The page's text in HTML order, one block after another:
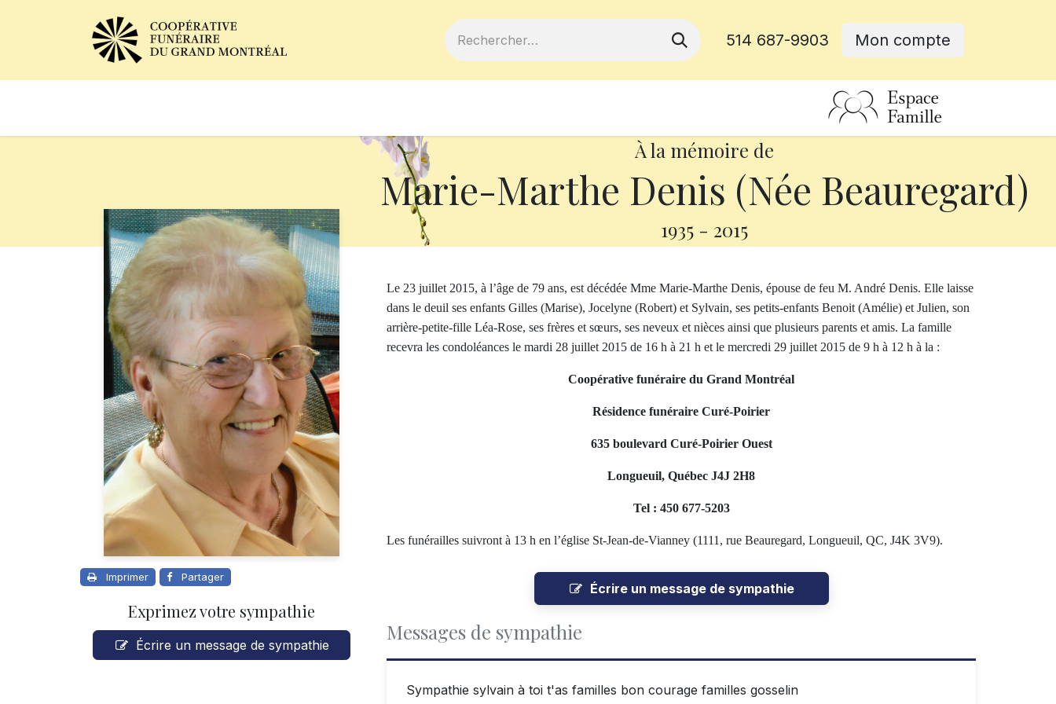
514 687-9903 Mon compte
À la mémoire de
Marie-Marthe Denis (Née Beauregard)
1935 - 2015
Imprimer Partager
Exprimez votre sympathie
Écrire un message de sympathie
Le 23 juillet 2015, à l’âge de 79 ans, est décédée Mme Marie-Marthe Denis, épouse de feu M. André Denis. Elle laisse
dans le deuil ses enfants Gilles (Marise), Jocelyne (Robert) et Sylvain, ses petits-enfants Benoit (Amélie) et Julien, son
arrière-petite-fille Léa-Rose, ses frères et sœurs, ses neveux et nièces ainsi que plusieurs parents et amis. La famille
recevra les condoléances le mardi 28 juillet 2015 de 16 h à 21 h et le mercredi 29 juillet 2015 de 9 h à 12 h à la :
Coopérative funéraire du Grand Montréal
Résidence funéraire Curé-Poirier
635 boulevard Curé-Poirier Ouest
Longueuil, Québec J4J 2H8
Tel : 450 677-5203
Les funérailles suivront à 13 h en l’église St-Jean-de-Vianney (1111, rue Beauregard, Longueuil, QC, J4K 3V9).
Écrire un message de sympathie
Messages de sympathie
Sympathie sylvain à toi t'as familles bon courage familles gosselin